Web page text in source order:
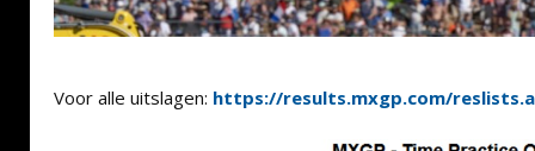
Voor alle uitslagen: https://results.mxgp.com/